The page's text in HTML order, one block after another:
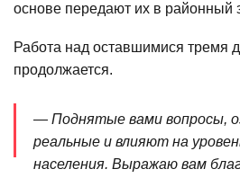
основе передают их в районный
Работа над оставшимися тремя
продолжается.
— Поднятые вами вопросы,
реальные и влияют на
населения. Выражаю вам